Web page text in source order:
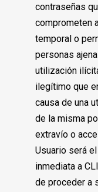
contraseñas
comprometen
temporal o
personas
utilización
ilegítimo que
causa de una
de la misma
extravío o
Usuario será
inmediata a
de proceder a